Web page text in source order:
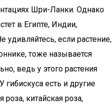
Шри-Ланки. Однако
в Египте, Индии,
удивляйтесь, если растение,
тоже называется
ведь у этого растения
есть и другие
роза, китайская роза,